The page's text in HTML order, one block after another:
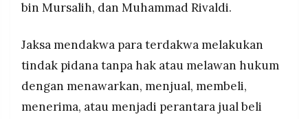
bin Mursalih, dan Muhammad Rivaldi.
Jaksa mendakwa para terdakwa melakukan
tindak pidana tanpa hak atau melawan hukum
dengan menawarkan, menjual, membeli,
menerima, atau menjadi perantara jual beli